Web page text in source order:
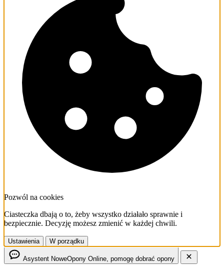
Pozwól na cookies
Ciasteczka dbają o to, żeby wszystko działało sprawnie i
bezpiecznie. Decyzję możesz zmienić w każdej chwili.
Ustawienia W porządku
Asystent NoweOpony Online, pomogę dobrać opony